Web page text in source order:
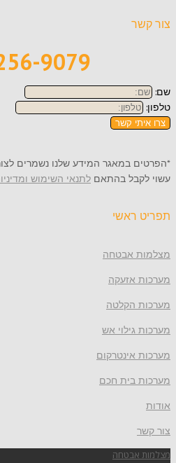
256-9079
קשר
במאגר המידע שלנו נשמרים לצורך
בהתאם לתנאי השימוש ומדיניות
ראשי
אבטחה
אזעקה
הקלטה
אש
אינטרקום
בית חכם
אבטחה